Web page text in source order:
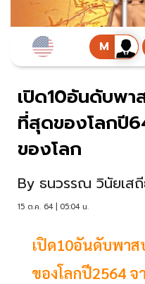
เปิด10อันดับพ
ที่สุดของโลกปี
ของโลก
By ธนวรรณ วินัยเส
15 ต.ค. 64 | 05:04 น.
เปิด10อันดับพา
ของโลกปี2564